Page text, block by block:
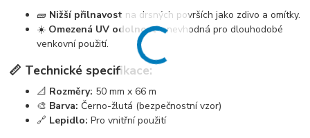
🧱 Nižší přilnavost na drsných površích jako zdivo a omítky.
☀️ Omezená UV odolnost– nevhodná pro dlouhodobé
venkovní použití.
📏 Technické specifikace:
📐 Rozměry: 50 mm x 66 m
🎨 Barva: Černo-žlutá (bezpečnostní vzor)
🔗 Lepidlo: Pro vnitřní použití